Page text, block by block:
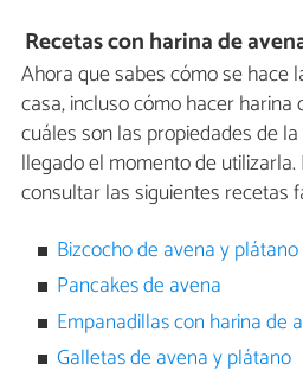
Recetas con harina de
Ahora que sabes cómo se hace
casa, incluso cómo hacer harina
cuáles son las propiedades de
llegado el momento de
consultar las siguientes recetas
Bizcocho de avena y plátano
Pancakes de avena
Empanadillas con harina de
Galletas de avena y plátano